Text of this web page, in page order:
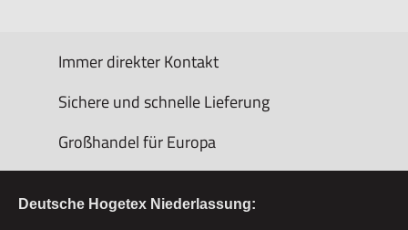
Immer direkter Kontakt
Sichere und schnelle Lieferung
Großhandel für Europa
Deutsche Hogetex Niederlassung: